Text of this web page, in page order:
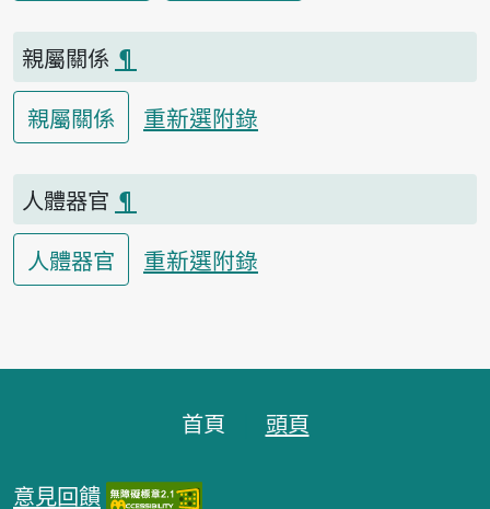
親屬關係 ¶
親屬關係
重新選附錄
人體器官 ¶
人體器官
重新選附錄
首頁 頭頁
意見回饋